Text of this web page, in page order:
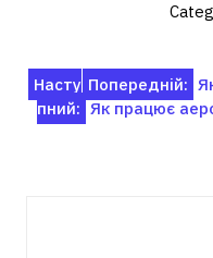
Навігація
записів
Попередній:
Насту
пний: Як працює